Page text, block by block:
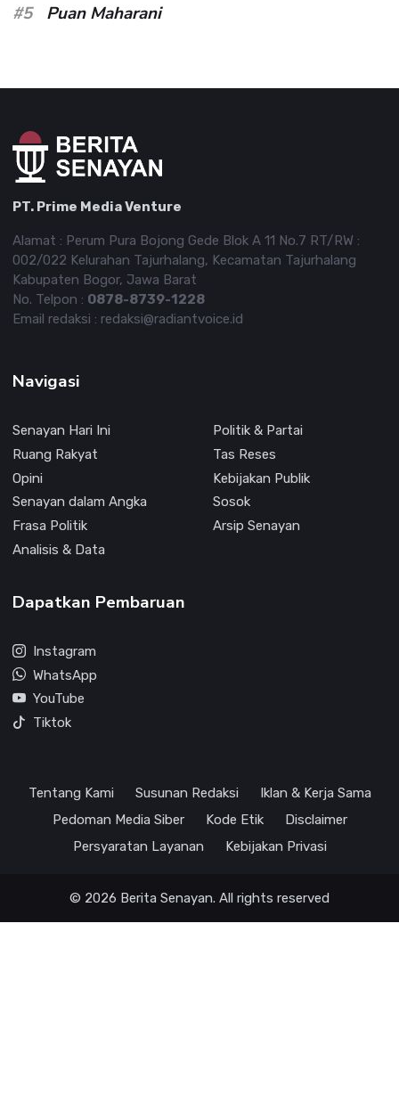
#5
Puan Maharani
PT. Prime Media Venture
Alamat : Perum Pura Bojong Gede Blok A 11 No.7 RT/RW :
002/022 Kelurahan Tajurhalang, Kecamatan Tajurhalang
Kabupaten Bogor, Jawa Barat
No. Telpon : 0878-8739-1228
Email redaksi : redaksi@radiantvoice.id
Navigasi
Senayan Hari Ini
Politik & Partai
Ruang Rakyat
Tas Reses
Opini
Kebijakan Publik
Senayan dalam Angka
Sosok
Frasa Politik
Arsip Senayan
Analisis & Data
Dapatkan Pembaruan
Instagram
WhatsApp
YouTube
Tiktok
Tentang Kami Susunan Redaksi
Iklan & Kerja Sama
Pedoman Media Siber
Kode Etik
Disclaimer
Persyaratan Layanan
Kebijakan Privasi
© 2026 Berita Senayan. All rights reserved